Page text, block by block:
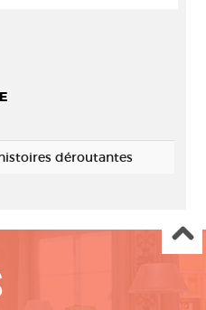
déroutantes